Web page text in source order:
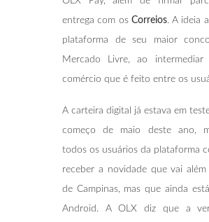
entrega com os Correios. A ideia
plataforma de seu maior
Mercado Livre, ao
comércio que é feito entre os
A carteira digital já estava em
começo de maio deste ano,
todos os usuários da plataforma
receber a novidade que vai além
de Campinas, mas que ainda
Android. A OLX diz que a